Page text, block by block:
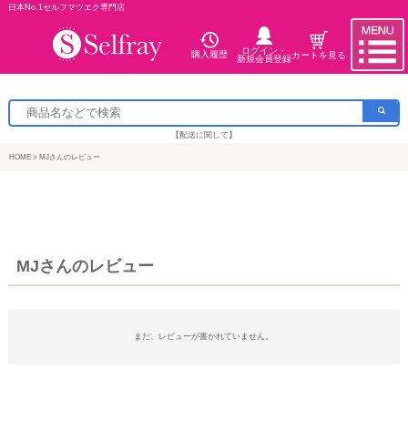
日本No.1セルフマツエク専門店
購入履歴
ログイン・
新規会員登録カートを見る
【配送に関して】
HOME MJさんのレビュー
MJさんのレビュー
まだ、レビューが書かれていません。